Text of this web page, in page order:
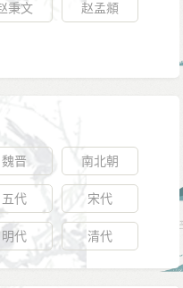
的歌女什么的来往，
么“楚腰纤细掌中轻”之
那个周慕云最后也是一
地挖个树洞，把话说
了一位有夫之妇，而
甚至可能是皇妃之类
城三首》那几首，暗
皇室中人才够得上。
宦才子们和风尘女子
像《莺莺传》和《李
段时间的调整，于
前的（“校书郎”）还
一个新的发展起点。
任职会比外派的官员
的秘书省，又比较容
，另一个好消息是，
，这位精干的政治家
秉文 赵孟頫
魏晋 南北朝
五代 宋代
明代 清代